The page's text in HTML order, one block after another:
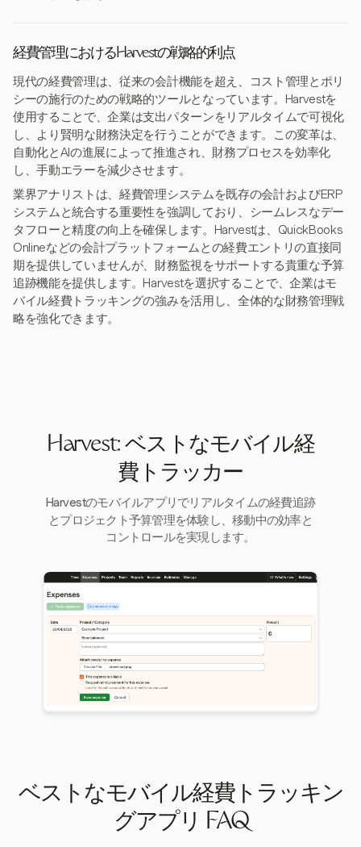
経費管理におけるHarvestの戦略的利点
現代の経費管理は、従来の会計機能を超え、コスト管理とポリ
シーの施行のための戦略的ツールとなっています。Harvestを
使用することで、企業は支出パターンをリアルタイムで可視化
し、より賢明な財務決定を行うことができます。この変革は、
自動化とAIの進展によって推進され、財務プロセスを効率化
し、手動エラーを減少させます。
業界アナリストは、経費管理システムを既存の会計およびERP
システムと統合する重要性を強調しており、シームレスなデー
タフローと精度の向上を確保します。Harvestは、QuickBooks
Onlineなどの会計プラットフォームとの経費エントリの直接同
期を提供していませんが、財務監視をサポートする貴重な予算
追跡機能を提供します。Harvestを選択することで、企業はモ
バイル経費トラッキングの強みを活用し、全体的な財務管理戦
略を強化できます。
Harvest: ベストなモバイル経
費トラッカー
Harvestのモバイルアプリでリアルタイムの経費追跡
とプロジェクト予算管理を体験し、移動中の効率と
コントロールを実現します。
ベストなモバイル経費トラッキン
グアプリ FAQ